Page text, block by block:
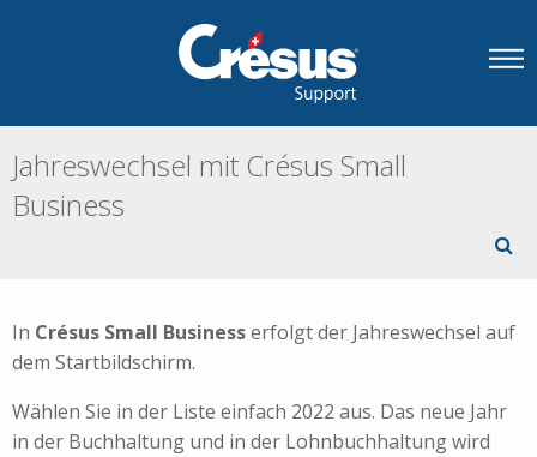
Jahreswechsel mit Crésus Small
Business
In Crésus Small Businesserfolgt der Jahreswechsel auf
dem Startbildschirm.
Wählen Sie in der Liste einfach 2022 aus. Das neue Jahr
in der Buchhaltung und in der Lohnbuchhaltung wird